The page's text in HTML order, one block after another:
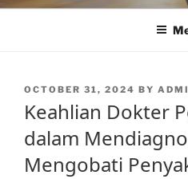
POSTED
OCTOBER 31, 2024 BY
Keahlian Dokter
dalam
Mengobati